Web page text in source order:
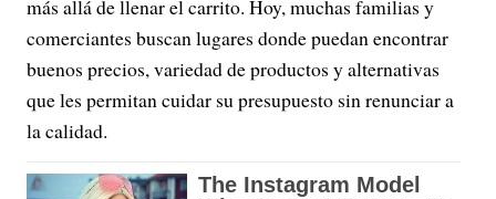
más allá de llenar el carrito. Hoy, muchas familias y
comerciantes buscan lugares donde puedan encontrar
buenos precios, variedad de productos y alternativas
que les permitan cuidar su presupuesto sin renunciar a
la calidad.